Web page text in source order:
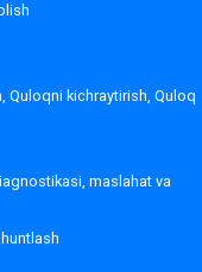
Quloqni kichraytirish, Quloq
maslahat va